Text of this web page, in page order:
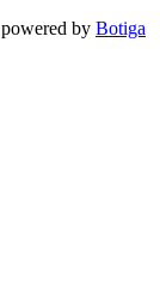
by Botiga